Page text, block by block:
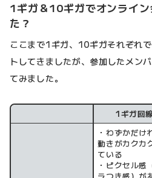
1ギガ＆10ギガでオンライ
た？
ここまで1ギガ、10ギガそれぞれ
トしてきましたが、参加したメン
てみました。
1ギガ回
・わずかだけ
動きがカクカ
ている
・ピクセル感